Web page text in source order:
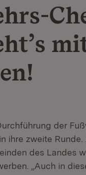
der
ihre zweite
des Landes
„Auch in